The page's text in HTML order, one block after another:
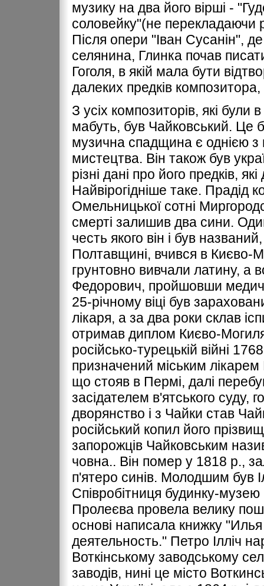
музику на два його вірші -
соловейку"(не перекладаючи
Після опери "Іван Сусанін",
селянина, Глинка почав
Гоголя, в якій мала бути
далеких предків
З усіх композиторів, які були
мабуть, був Чайковський. Це
музична спадщина є однією з
мистецтва. Він також був
різні дані про його предків,
Найвірогідніше таке. Прадід
Омельницької сотні
смерті залишив два сини.
честь якого він і був
Полтавщині, вчився в Києво-
грунтовно вивчали латину, а
Федорович, пройшовши
25-річному віці був
лікаря, а за два роки склав
отримав диплом Києво-
російсько-турецькій війні
призначений міським лікарем
що стояв в Пермі, далі
засідателем в'ятського суду,
дворянство і з Чайки став
російський копил його
запорожців Чайковським
човна.. Він помер у 1818 р.,
п'ятеро синів. Молодшим був
Співробітниця будинку-
Пролеєва провела велику
основі написала книжку
деятельность." Петро Ілліч
Воткінському заводському
заводів, нині це місто